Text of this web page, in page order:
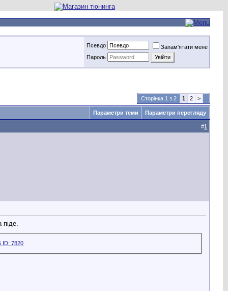
Псевдо
Запам'ятати мене
Пароль
Сторінка 1 з 2 1 2 >
Параметри теми Параметри перегляду
#1